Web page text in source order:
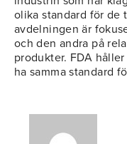
olika standard för de
avdelningen är
och den andra på
produkter. FDA
ha samma standard